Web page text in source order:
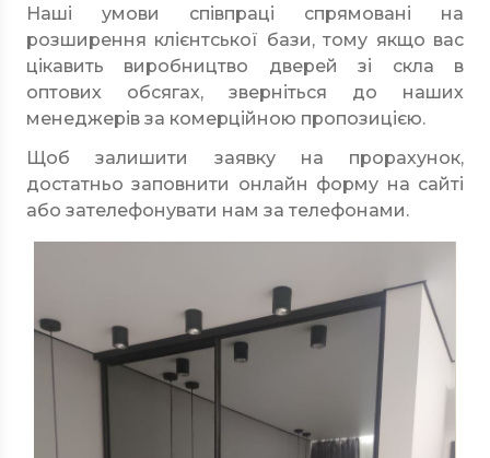
Наші умови співпраці спрямовані на
розширення клієнтської бази, тому якщо вас
цікавить виробництво дверей зі скла в
оптових обсягах, зверніться до наших
менеджерів за комерційною пропозицією.
Щоб залишити заявку на прорахунок,
достатньо заповнити онлайн форму на сайті
або зателефонувати нам за телефонами.